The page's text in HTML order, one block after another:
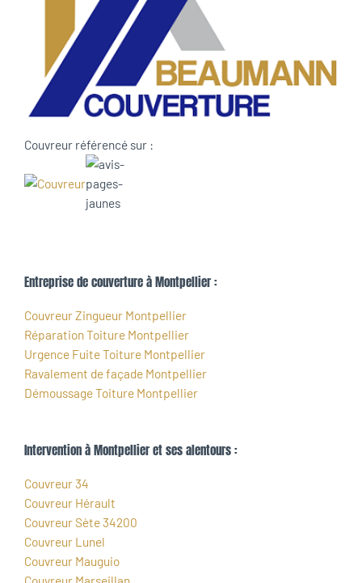
Couvreur référencé sur :
Entreprise de couverture à Montpellier :
Couvreur Zingueur Montpellier
Réparation Toiture Montpellier
Urgence Fuite Toiture Montpellier
Ravalement de façade Montpellier
Démoussage Toiture Montpellier
Intervention à Montpellier et ses alentours :
Couvreur 34
Couvreur Hérault
Couvreur Sète 34200
Couvreur Lunel
Couvreur Mauguio